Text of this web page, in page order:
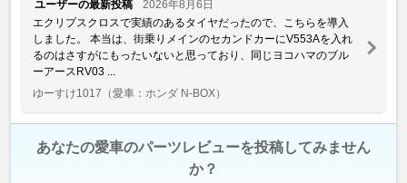
ユーザーの最新投稿
2026年8月6日
エクリプスクロスで実績のあるタイヤだったので、こちらを導入
しました。 本当は、街乗りメインのセカンドカーにV553Aを入れ
るのはさすがにもったいないと思っており、同じヨコハマのブル
ーアースRV03 ...
ゆーすけ1017 （愛車：ホンダ N-BOX）
あなたの愛車のパーツレビューを投稿してみません
か？